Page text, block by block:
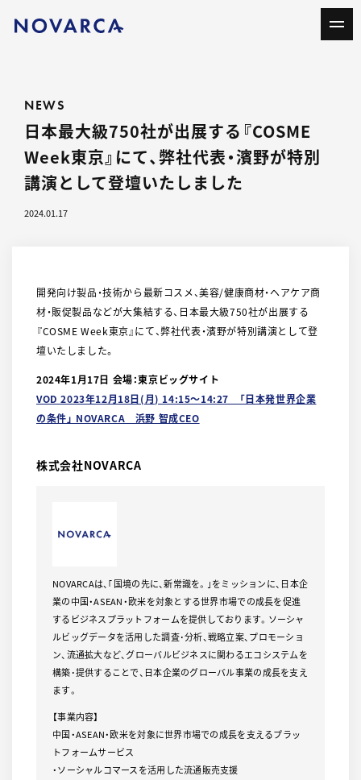
NEWS
日本最大級750社が出展する『COSME
Week東京』にて、弊社代表・濱野が特別
講演として登壇いたしました
2024.01.17
開発向け製品・技術から最新コスメ、美容/健康商材・ヘアケア商
材・販促製品などが大集結する、日本最大級750社が出展する
『COSME Week東京』にて、弊社代表・濱野が特別講演として登
壇いたしました。
2024年1月17日 会場：東京ビッグサイト
VOD 2023年12月18日(月) 14:15〜14:27 「日本発世界企業
の条件」 NOVARCA 浜野 智成CEO
株式会社NOVARCA
NOVARCAは、｢国境の先に、新常識を。｣をミッションに、日本企
業の中国・ASEAN・欧米を対象とする世界市場での成長を促進
するビジネスプラットフォームを提供しております。ソーシャ
ルビッグデータを活用した調査･分析、戦略立案、プロモーショ
ン、流通拡大など、グローバルビジネスに関わるエコシステムを
構築･提供することで、日本企業のグローバル事業の成長を支え
ます。
【事業内容】
中国・ASEAN・欧米を対象に世界市場での成長を支えるプラッ
トフォームサービス
・ソーシャルコマースを活用した流通販売支援